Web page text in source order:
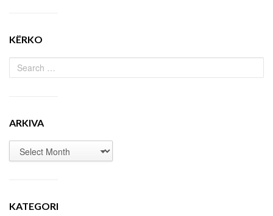
KËRKO
ARKIVA
KATEGORI